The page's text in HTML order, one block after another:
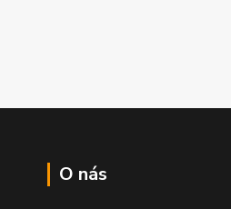
O nás